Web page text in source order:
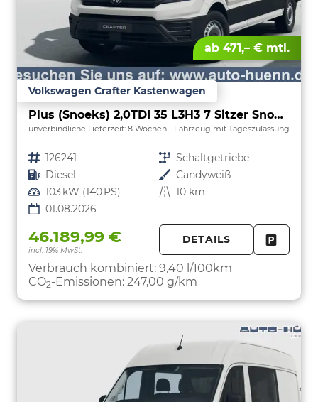
ab 471,– € mtl.
Volkswagen Crafter Kastenwagen
Plus (Snoeks) 2,0TDI 35 L3H3 7 Sitzer Snoeks Mixto AHK Standh.
unverbindliche Lieferzeit: 8 Wochen Fahrzeug mit Tageszulassung
Fahrzeugnr. 126241 Getriebe Schaltgetriebe
Kraftstoff Diesel Außenfarbe Candyweiß
Leistung 103 kW (140 PS) Kilometerstand 10 km
01.08.2026
46.189,99 €
incl. 19% MwSt.
DETAILS
Verbrauch kombiniert: 9,40 l/100km
CO2-Emissionen: 247,00 g/km